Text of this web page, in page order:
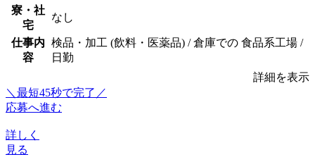
寮・社
宅
なし
仕事内
容
検品・加工 (飲料・医薬品) / 倉庫での 食品系工場 /
日勤
詳細を表示
＼最短45秒で完了／
応募へ進む
詳しく
見る